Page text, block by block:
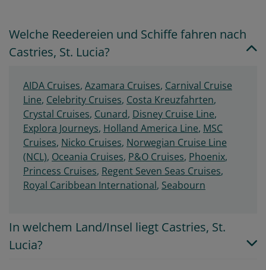
Welche Reedereien und Schiffe fahren nach
Castries, St. Lucia?
AIDA Cruises, Azamara Cruises, Carnival Cruise
Line, Celebrity Cruises, Costa Kreuzfahrten,
Crystal Cruises, Cunard, Disney Cruise Line,
Explora Journeys, Holland America Line, MSC
Cruises, Nicko Cruises, Norwegian Cruise Line
(NCL), Oceania Cruises, P&O Cruises, Phoenix,
Princess Cruises, Regent Seven Seas Cruises,
Royal Caribbean International, Seabourn
In welchem Land/Insel liegt Castries, St.
Lucia?